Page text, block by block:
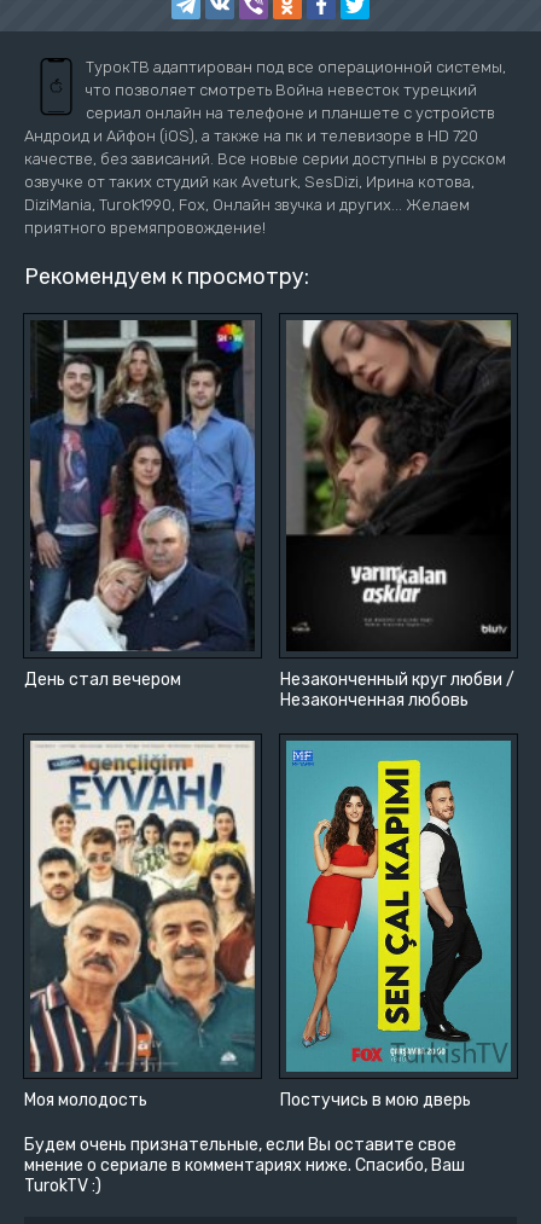
ТурокТВ адаптирован под все операционной системы,
что позволяет смотреть Война невесток турецкий
сериал онлайн на телефоне и планшете с устройств
Андроид и Айфон (iOS), а также на пк и телевизоре в HD 720
качестве, без зависаний. Все новые серии доступны в русском
озвучке от таких студий как Aveturk, SesDizi, Ирина котова,
DiziMania, Turok1990, Fox, Онлайн звучка и других... Желаем
приятного времяпровождение!
Рекомендуем к просмотру:
День стал вечером
Незаконченный круг любви /
Незаконченная любовь
Моя молодость Постучись в мою дверь
Будем очень признательные, если Вы оставите свое
мнение о сериале в комментариях ниже. Спасибо, Ваш
TurokTV :)